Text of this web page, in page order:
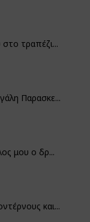
τραπέζι...
Παρασκε...
μου ο δρ...
και...